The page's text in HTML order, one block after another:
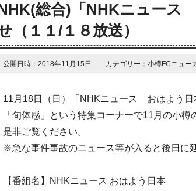
総合)「NHKニュース
（１１/１８放送）
公開日時：2018年11月15日 カテゴリー：小樽FCニュー
11月18日（日）「NHKニュース おはよう日
「旬体感」という特集コーナーで11月の小樽
是非ご覧ください。
※急な事件事故のニュース等が入ると後日に
【番組名】NHKニュース おはよう日本